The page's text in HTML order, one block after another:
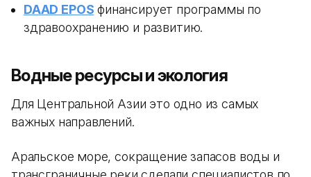
DAAD EPOS финансирует программы по
здравоохранению и развитию.
Водные ресурсы и экология
Для Центральной Азии это одно из самых
важных направлений.
Аральское море, сокращение запасов воды и